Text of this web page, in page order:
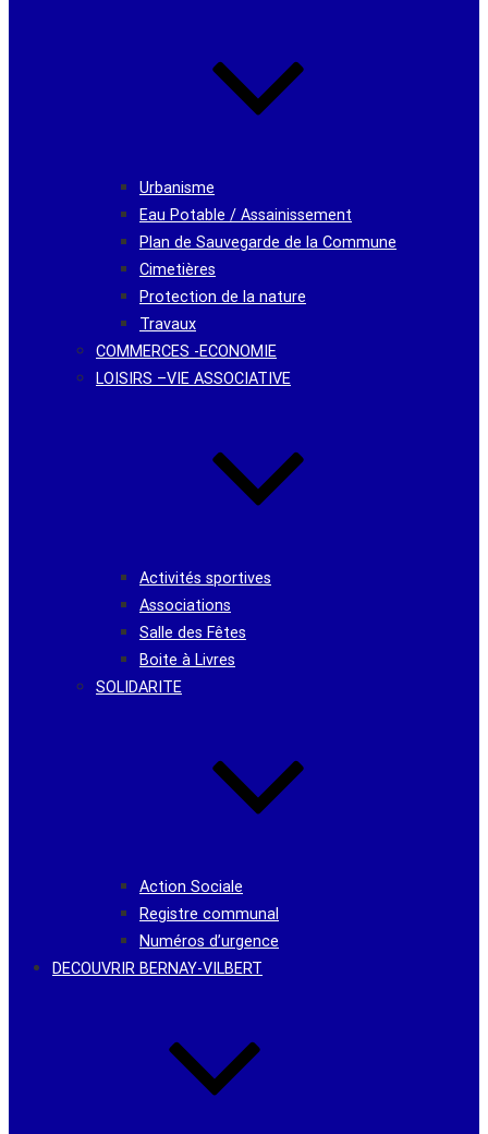
Urbanisme
Eau Potable / Assainissement
Plan de Sauvegarde de la Commune
Cimetières
Protection de la nature
Travaux
COMMERCES -ECONOMIE
LOISIRS –VIE ASSOCIATIVE
Activités sportives
Associations
Salle des Fêtes
Boite à Livres
SOLIDARITE
Action Sociale
Registre communal
Numéros d’urgence
DECOUVRIR BERNAY-VILBERT